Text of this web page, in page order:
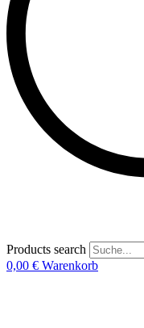
Products search
0,00 € Warenkorb